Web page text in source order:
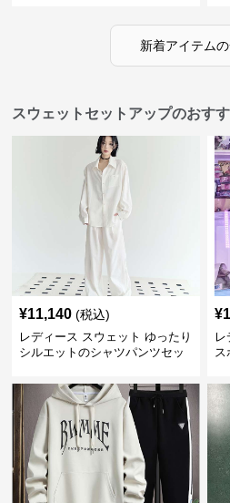
新着アイテム
スウェットセットアップのおす
¥11,140 (税込)
レディース スウェット ゆったり
シルエットのシャツパンツセッ
¥
ス